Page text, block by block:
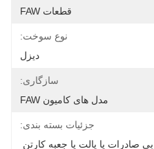
قطعات FAW
نوع سوخت:
دیزل
سازگاری:
مدل های کامیون FAW
جزئیات بسته بندی: